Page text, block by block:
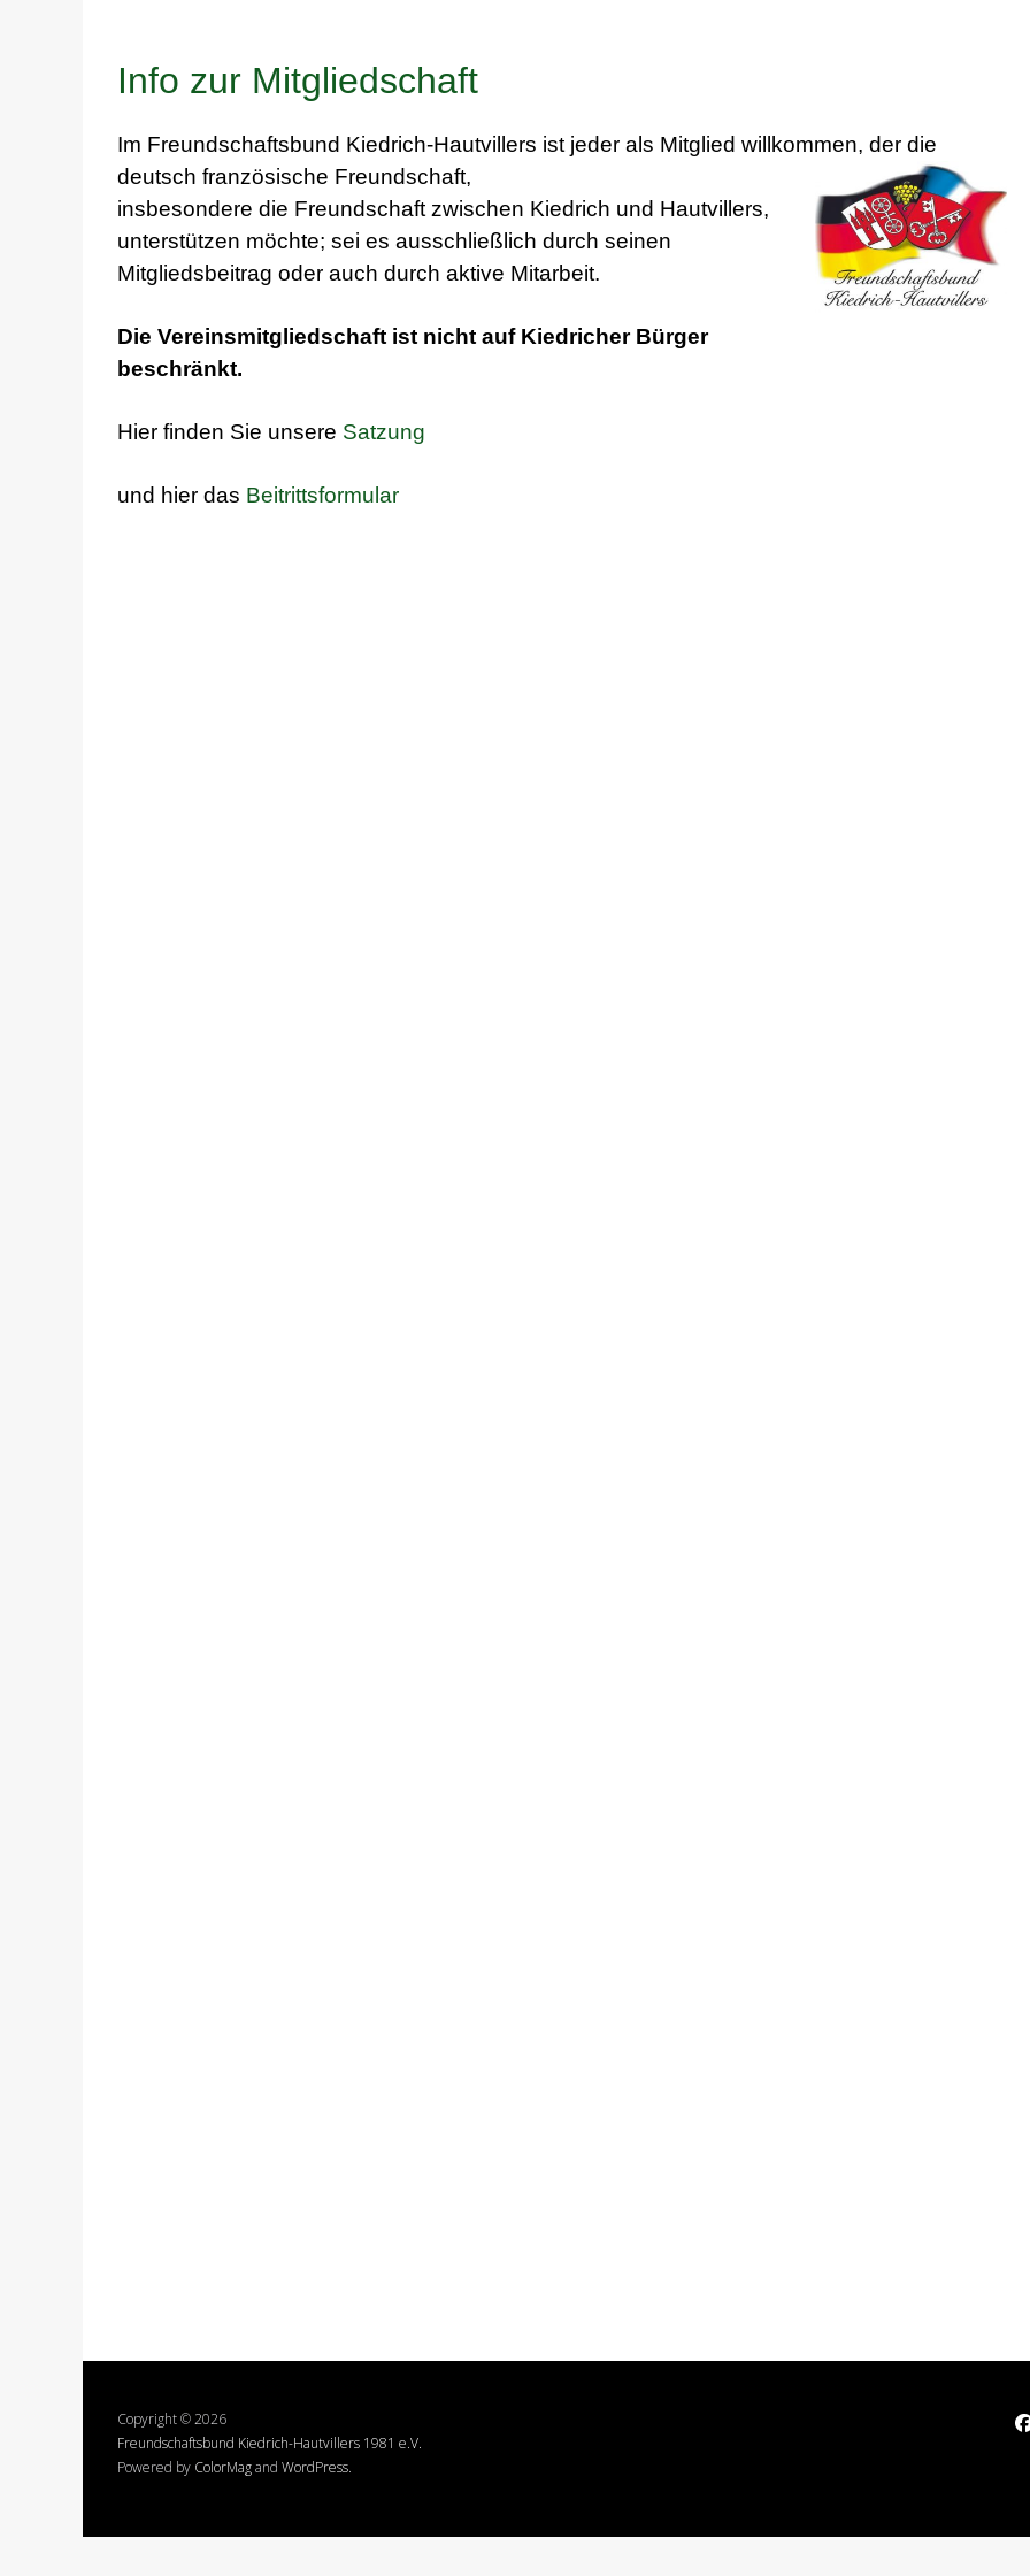
Info zur Mitgliedschaft
Im Freundschaftsbund Kiedrich-Hautvillers ist jeder als Mitglied willkommen, der die
deutsch französische Freundschaft,
insbesondere die Freundschaft zwischen Kiedrich und Hautvillers,
unterstützen möchte; sei es ausschließlich durch seinen
Mitgliedsbeitrag oder auch durch aktive Mitarbeit.
Die Vereinsmitgliedschaft ist nicht auf Kiedricher Bürger
beschränkt.
Hier finden Sie unsere Satzung
und hier das Beitrittsformular
Copyright © 2026
Freundschaftsbund Kiedrich-Hautvillers 1981 e.V.
Powered by ColorMagand WordPress.